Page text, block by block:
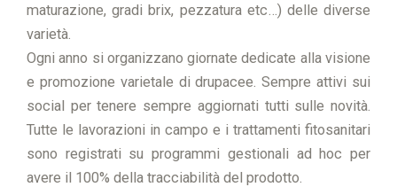
maturazione, gradi brix, pezzatura etc…) delle diverse
varietà.
Ogni anno si organizzano giornate dedicate alla visione
e promozione varietale di drupacee. Sempre attivi sui
social per tenere sempre aggiornati tutti sulle novità.
Tutte le lavorazioni in campo e i trattamenti fitosanitari
sono registrati su programmi gestionali ad hoc per
avere il 100% della tracciabilità del prodotto.